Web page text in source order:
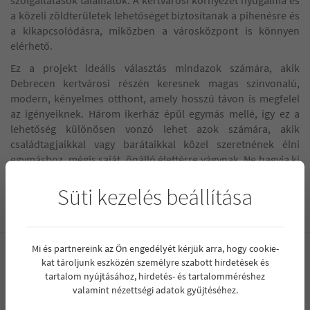
a közeli zöldterületek lehetőséget biztosítanak a pihenésre és
a kikapcsolódásra, miközben a városközpont is könnyen
elérhető.
Ez a projekt ideális választás mindazok számára, akik
Debrecen kertvárosi részén keresnek magas színvonalú,
modern, kényelmes otthont, amely hosszú távon is megfelel
az igényeiknek. Három ikerház épül egymás mellé, így ez a
lehetőség különösen vonzó lehet azok számára, akik
családtagjaikkal vagy barátaikkal közel szeretnének élni
egymáshoz, mégis saját, önálló élettérre vágynak. Ne hagyja ki
Projekt
Új építésű ikerházak a Hatvan utcai kertben
Süti kezelés beállítása
Mi és partnereink az Ön engedélyét kérjük arra, hogy cookie-
kat tároljunk eszközén személyre szabott hirdetések és
tartalom nyújtásához, hirdetés- és tartalomméréshez
valamint nézettségi adatok gyűjtéséhez.